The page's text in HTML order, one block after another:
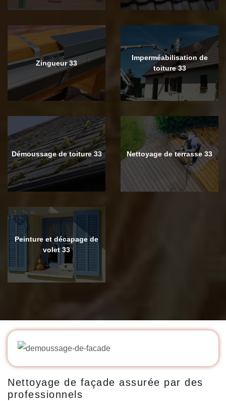
Zingueur 33
Imperméabilisation de
toiture 33
Démoussage de toiture 33 Nettoyage de terrasse 33
Peinture et décapage de
volet 33
Nettoyage de façade assurée par des
professionnels